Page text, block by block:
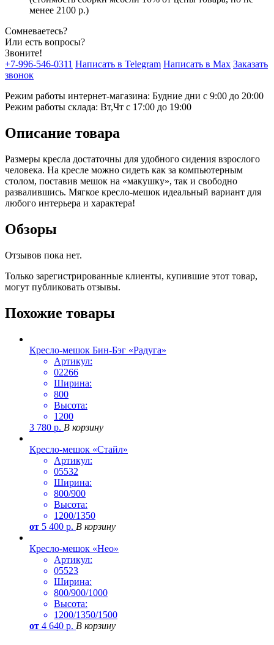
менее 2100 р.)
Сомневаетесь?
Или есть вопросы?
Звоните!
+7-996-546-0311 Написать в Telegram Написать в Max Заказать
звонок
Режим работы интернет-магазина: Будние дни с 9:00 до 20:00
Режим работы склада: Вт,Чт с 17:00 до 19:00
Описание товара
Размеры кресла достаточны для удобного сидения взрослого
человека. На кресле можно сидеть как за компьютерным
столом, поставив мешок на «макушку», так и свободно
развалившись. Мягкое кресло-мешок идеальный вариант для
любого интерьера и характера!
Обзоры
Отзывов пока нет.
Только зарегистрированные клиенты, купившие этот товар,
могут публиковать отзывы.
Похожие товары
Кресло-мешок Бин-Бэг «Радуга»
Артикул:
02266
Ширина:
800
Высота:
1200
3 780 р. В корзину
Кресло-мешок «Стайл»
Артикул:
05532
Ширина:
800/900
Высота:
1200/1350
от 5 400 р. В корзину
Кресло-мешок «Нео»
Артикул:
05523
Ширина:
800/900/1000
Высота:
1200/1350/1500
от 4 640 р. В корзину